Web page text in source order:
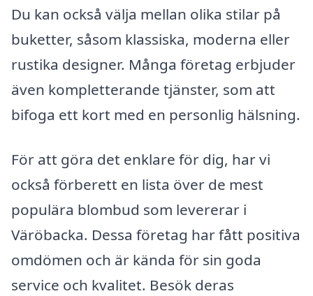
Du kan också välja mellan olika stilar på
buketter, såsom klassiska, moderna eller
rustika designer. Många företag erbjuder
även kompletterande tjänster, som att
bifoga ett kort med en personlig hälsning.
För att göra det enklare för dig, har vi
också förberett en lista över de mest
populära blombud som levererar i
Väröbacka. Dessa företag har fått positiva
omdömen och är kända för sin goda
service och kvalitet. Besök deras